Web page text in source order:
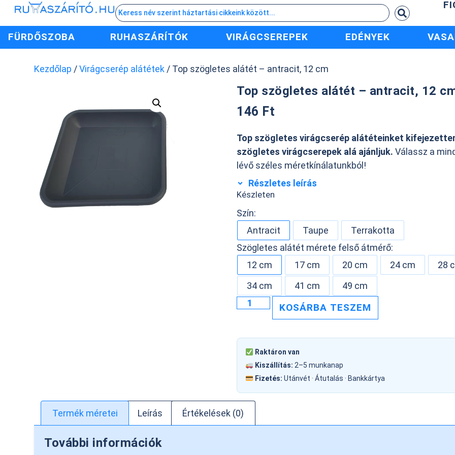
FÜRDŐSZOBA RUHASZÁRÍTÓK VIRÁGCSEREPEK EDÉNYEK
Kezdőlap /Virágcserép alátétek / Top szögletes alátét – antracit, 12 cm
Top szögletes alátét – antracit, 12
146 Ft
Top szögletes virágcserép alátéteinket
szögletes virágcserepek alá ajánljuk.Válassz a
lévő széles méretkínálatunkból!
Részletes leírás
Készleten
Szín:
Antracit
Taupe
Terrakotta
Szögletes alátét mérete felső átmérő:
12 cm
17 cm 20 cm 24 cm
28
34 cm
41 cm 49 cm
KOSÁRBA TESZEM
Raktáron van
Kiszállítás: 2–5 munkanap
Fizetés: Utánvét · Átutalás · Bankkártya
Termék méretei Leírás Értékelések (0)
További információk